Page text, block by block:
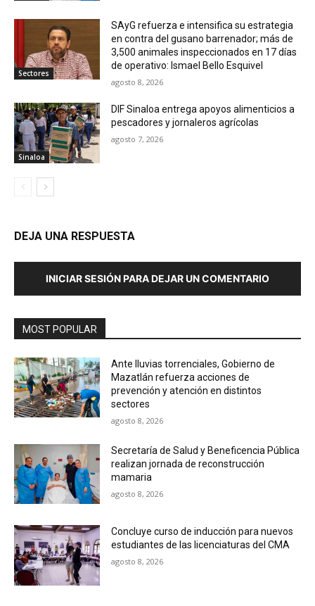
Sectores
SAyG refuerza e intensifica su estrategia
en contra del gusano barrenador; más de
3,500 animales inspeccionados en 17 días
de operativo: Ismael Bello Esquivel
agosto 8, 2026
Sinaloa
DIF Sinaloa entrega apoyos alimenticios a
pescadores y jornaleros agrícolas
agosto 7, 2026
DEJA UNA RESPUESTA
INICIAR SESIÓN PARA DEJAR UN COMENTARIO
MOST POPULAR
Ante lluvias torrenciales, Gobierno de
Mazatlán refuerza acciones de
prevención y atención en distintos
sectores
agosto 8, 2026
Secretaría de Salud y Beneficencia Pública
realizan jornada de reconstrucción
mamaria
agosto 8, 2026
Concluye curso de inducción para nuevos
estudiantes de las licenciaturas del CMA
agosto 8, 2026